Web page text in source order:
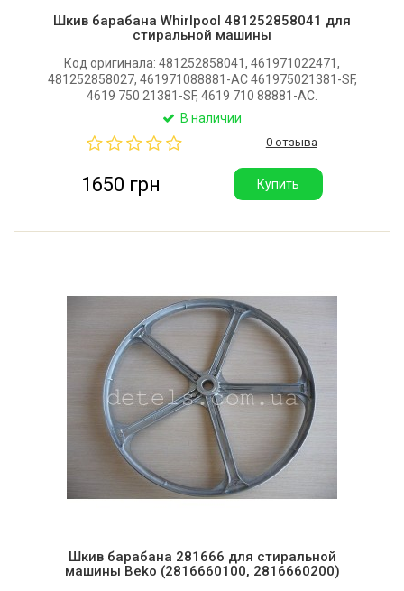
Шкив барабана Whirlpool 481252858041 для
стиральной машины
Код оригинала: 481252858041, 461971022471,
481252858027, 461971088881-AC 461975021381-SF,
4619 750 21381-SF, 4619 710 88881-AC.
Оригинальный шкив барабана для стиральной
Посадочное место: 17x13 мм. Производитель:
В наличии
0 отзыва
1650 грн Купить
Шкив барабана 281666 для стиральной
машины Beko (2816660100, 2816660200)